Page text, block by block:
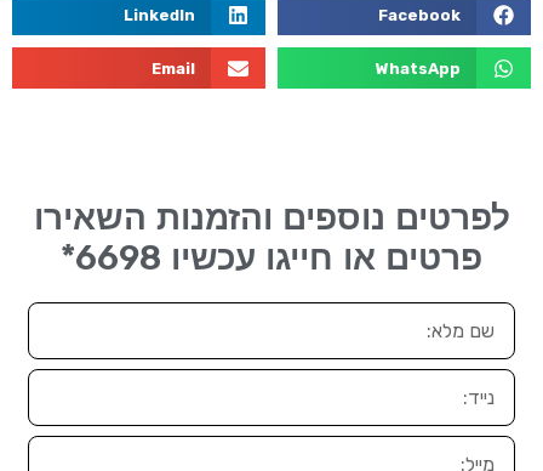
Facebook
LinkedIn
WhatsApp
Email
לפרטים נוספים והזמנות השאירו
פרטים או חייגו עכשיו 6698*